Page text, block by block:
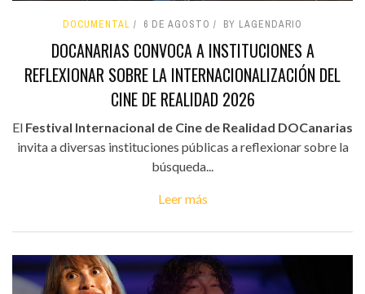
DOCUMENTAL 6 DE AGOSTO BY LAGENDARIO
DOCANARIAS CONVOCA A INSTITUCIONES A
REFLEXIONAR SOBRE LA INTERNACIONALIZACIÓN DEL
CINE DE REALIDAD 2026
El Festival Internacional de Cine de Realidad DOCanarias
invita a diversas instituciones públicas a reflexionar sobre la
búsqueda...
Leer más